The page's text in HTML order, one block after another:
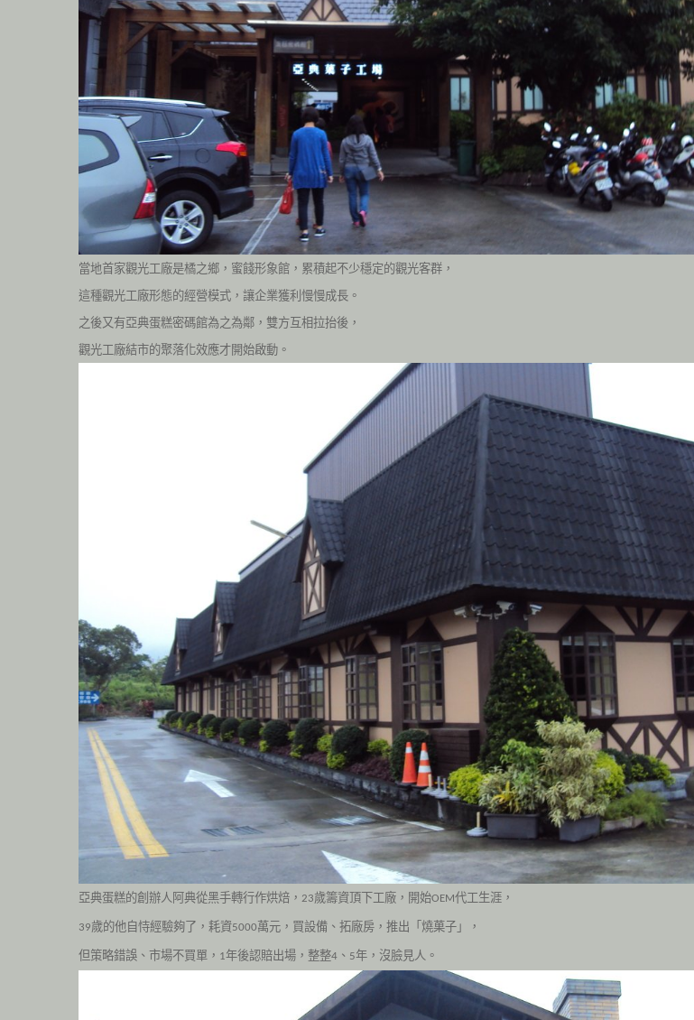
當地首家觀光工廠是橘之鄉， 蜜餞形象館，累積起不少穩定的觀光客群，
這種觀光工廠形態的經營模式，讓企業獲利慢慢成長。
之後又有亞典蛋糕密碼館為之為鄰，雙方互相拉抬後，
觀光工廠結市的聚落化效應才開始啟動。
亞典蛋糕的創辦人阿典從黑手轉行作烘焙， 23歲籌資頂下工廠，開始OEM代工生涯，
39歲的他自恃經驗夠了， 耗資5000萬元，買設備、拓廠房，推出「燒菓子」，
但策略錯誤、市場不買單， 1年後認賠出場， 整整4 、 5年，沒臉見人。